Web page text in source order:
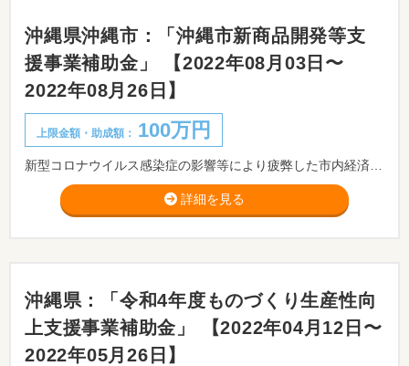
沖縄県沖縄市：「沖縄市新商品開発等支
援事業補助金」 【2022年08月03日〜
2022年08月26日】
上限金額・助成額： 100万円
詳細を見る
沖縄県：「令和4年度ものづくり生産性向
上支援事業補助金」 【2022年04月12日〜
2022年05月26日】